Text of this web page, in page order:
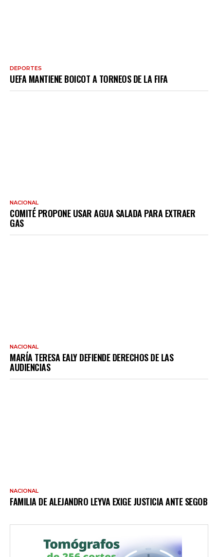
DEPORTES
UEFA MANTIENE BOICOT A TORNEOS DE LA FIFA
NACIONAL
COMITÉ PROPONE USAR AGUA SALADA PARA EXTRAER
GAS
NACIONAL
MARÍA TERESA EALY DEFIENDE DERECHOS DE LAS
AUDIENCIAS
NACIONAL
FAMILIA DE ALEJANDRO LEYVA EXIGE JUSTICIA ANTE SEGOB